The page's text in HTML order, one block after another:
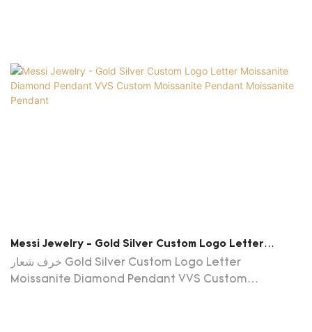
Messi Jewelry - Gold Silver Custom Logo Letter
Moissanite Diamond Pendant VVS Custom Moissanite
Pendant Moissanite Pendant
خرف شعار Gold Silver Custom Logo Letter
Moissanite Diamond Pendant VVS Custom